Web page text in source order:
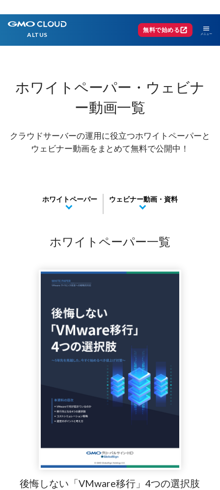
ALTUS
無料で始めるopen_in_new menu
ホワイトペーパー・ウェビナ
ー動画一覧
クラウドサーバーの運用に役立つホワイトペーパーと
ウェビナー動画をまとめて無料で公開中！
ホワイトペーパー ウェビナー動画・資料
ホワイトペーパー一覧
後悔しない「VMware移行」4つの選択肢